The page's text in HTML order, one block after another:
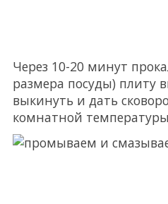
Через 10-20 минут
размера посуды) плиту
выкинуть и дать
комнатной